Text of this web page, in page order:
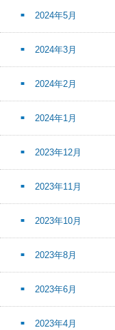
2024年5月
2024年3月
2024年2月
2024年1月
2023年12月
2023年11月
2023年10月
2023年8月
2023年6月
2023年4月